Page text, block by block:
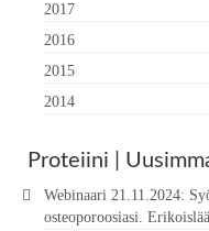
2017
2016
2015
2014
Proteiini |
Webinaari 21.11.2024:
osteoporoosiasi.